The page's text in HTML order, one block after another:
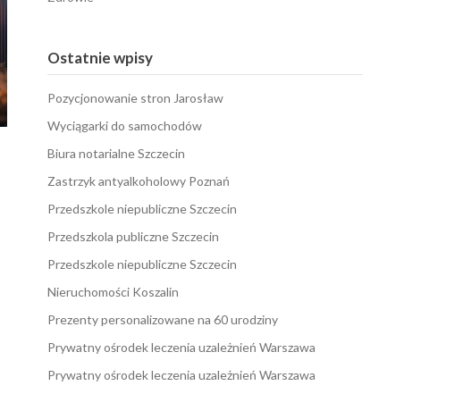
Ostatnie wpisy
Pozycjonowanie stron Jarosław
Wyciągarki do samochodów
Biura notarialne Szczecin
Zastrzyk antyalkoholowy Poznań
Przedszkole niepubliczne Szczecin
Przedszkola publiczne Szczecin
Przedszkole niepubliczne Szczecin
Nieruchomości Koszalin
Prezenty personalizowane na 60 urodziny
Prywatny ośrodek leczenia uzależnień Warszawa
Prywatny ośrodek leczenia uzależnień Warszawa